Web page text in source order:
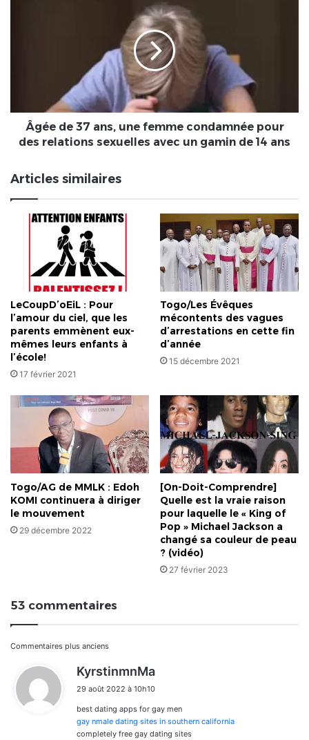
des
relations
sexuelles
gamin
de
Âgée de 37 ans, une femme condamnée pour
des relations sexuelles avec un gamin de 14 ans
Articles similaires
LeCoupD’oEiL : Pour
l’amour du ciel, que les
parents emmènent eux-
mêmes leurs enfants à
l’école!
17 février 2021
Togo/Les Évêques
mécontents des vagues
d’arrestations en cette fin
d’année
15 décembre 2021
Togo/AG de MMLK : Edoh
KOMI continuera à diriger
le mouvement
29 décembre 2022
[On-Doit-Comprendre]
Quelle est la vraie raison
pour laquelle le « King of
Pop » Michael Jackson a
changé sa couleur de peau
? (vidéo)
27 février 2023
53 commentaires
Navigation
dans
les
commentaires
Commentaires plus anciens
KyrstinmnMa
:
29 août 2022 à 10h10
best dating apps for gay men
gay nmale dating sites in southern california
completely free gay dating sites